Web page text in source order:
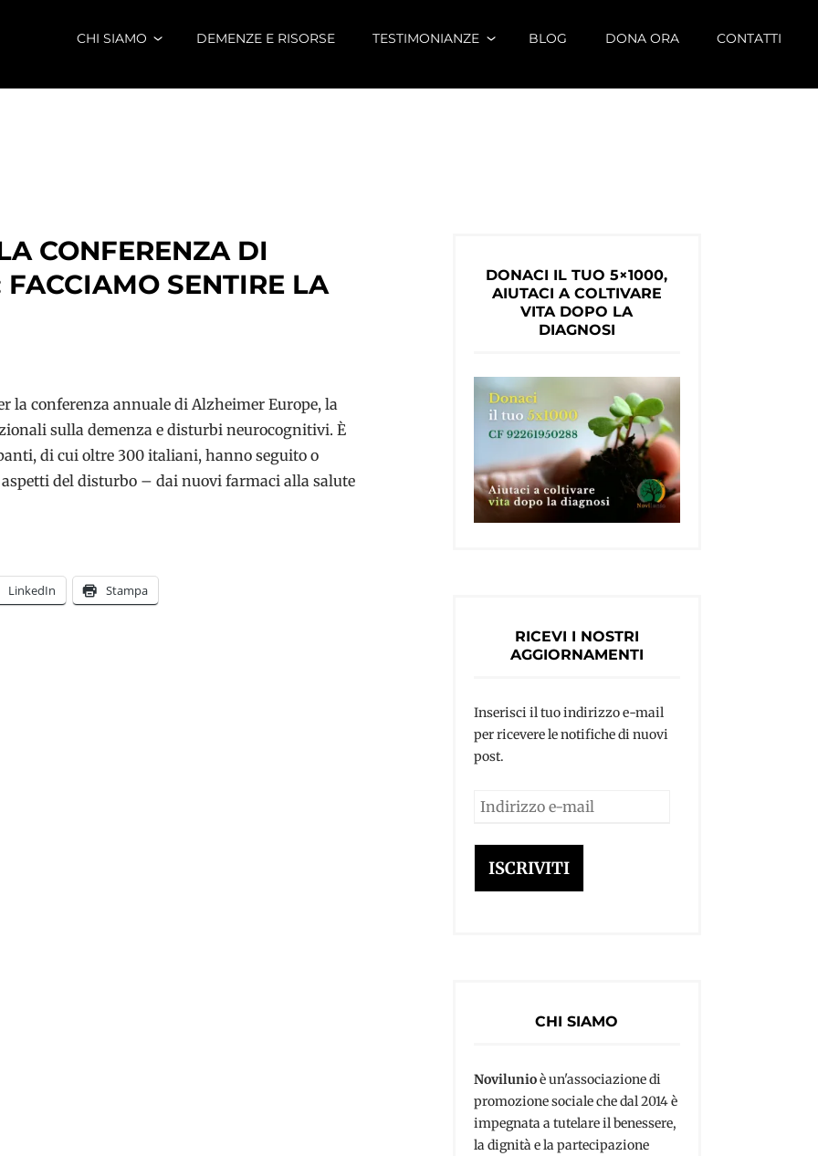
CHI SIAMO DEMENZE E RISORSE TESTIMONIANZE BLOG DONA ORA CONTATTI
CONFERENZA DI
SENTIRE LA
la conferenza annuale di Alzheimer Europe, la
sulla demenza e disturbi neurocognitivi. È
di cui oltre 300 italiani, hanno seguito o
del disturbo – dai nuovi farmaci alla salute
LinkedIn Stampa
DONACI IL TUO 5×1000,
AIUTACI A COLTIVARE
VITA DOPO LA
DIAGNOSI
RICEVI I NOSTRI
AGGIORNAMENTI
Inserisci il tuo indirizzo e-mail
per ricevere le notifiche di nuovi
post.
Indirizzo
mail
ISCRIVITI
CHI SIAMO
Novilunioè un'associazione di
promozione sociale che dal 2014 è
impegnata a tutelare il benessere,
la dignità e la partecipazione